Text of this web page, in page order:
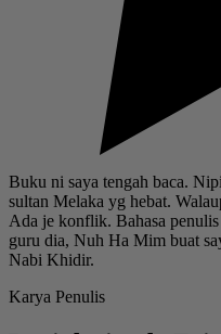
Buku ni saya tengah baca.
sultan Melaka yg hebat.
Ada je konflik. Bahasa
guru dia, Nuh Ha Mim buat
Nabi Khidir.
Karya Penulis